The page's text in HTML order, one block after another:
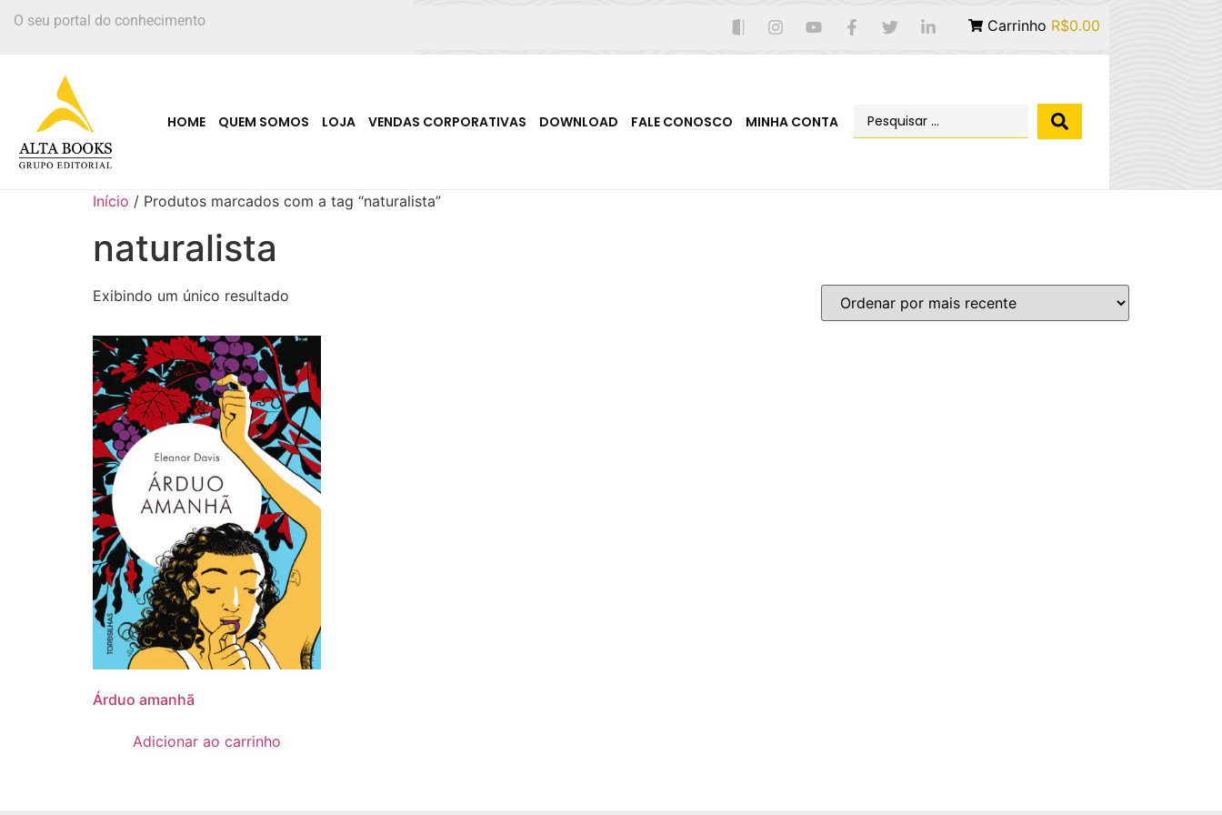
O seu portal do conhecimento Carrinho R$0.00
HOME QUEM SOMOS LOJA VENDAS CORPORATIVAS DOWNLOAD FALE CONOSCO MINHA CONTA
Início / Produtos marcados com a tag “naturalista”
naturalista
Exibindo um único resultado
Árduo amanhã
Adicionar ao carrinho